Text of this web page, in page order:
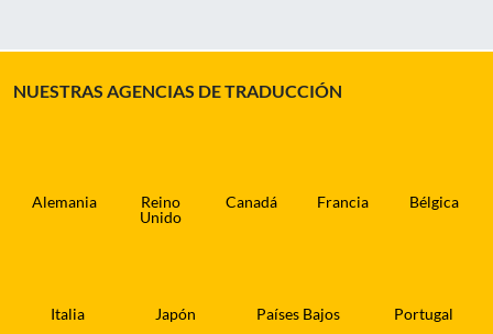
NUESTRAS AGENCIAS DE TRADUCCIÓN
Alemania
Reino
Unido
Canadá Francia Bélgica
Italia Japón Países Bajos Portugal